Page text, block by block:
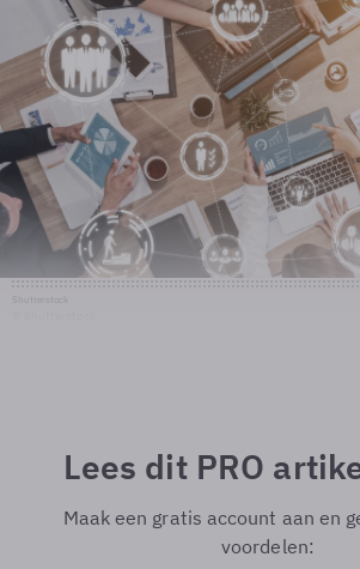
Lees dit PRO
Maak een gratis account aan en
voordelen: